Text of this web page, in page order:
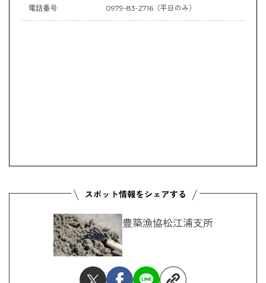
電話番号 0979-83-2716（平日のみ）
豊築漁協松江浦支所